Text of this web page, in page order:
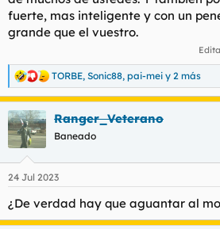
fuerte, mas inteligente y con un
grande que el vuestro.
R
e
a
c
c
i
e
:
TORBE, Sonic88, pai-mei y 2 más
Ranger_Veterano
Baneado
24 Jul 2023
¿De verdad hay que aguantar al